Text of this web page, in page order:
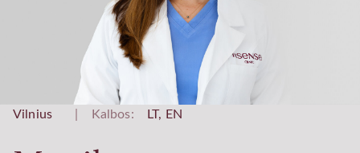
Vilnius Kalbos: LT, EN